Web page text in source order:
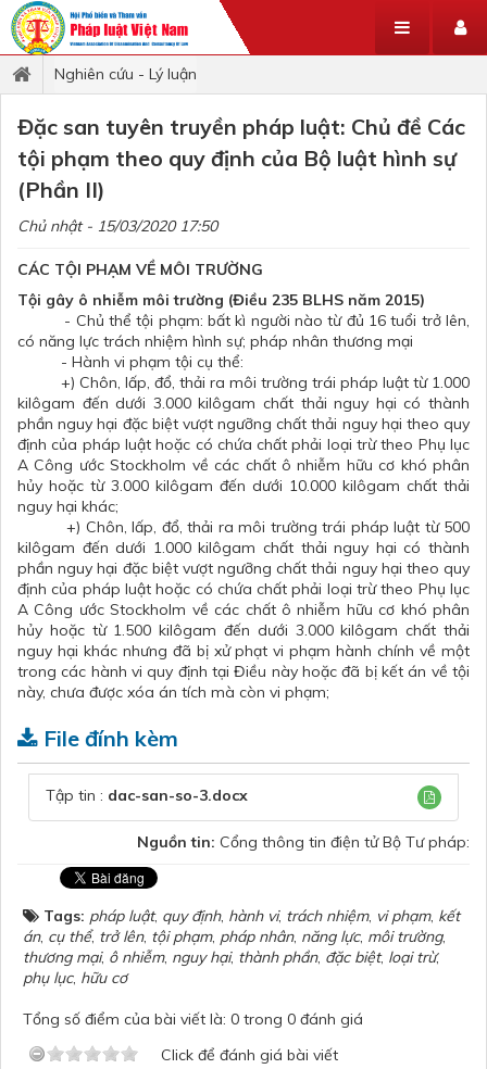
Nghiên cứu - Lý luận
Đặc san tuyên truyền pháp luật: Chủ đề Các
tội phạm theo quy định của Bộ luật hình sự
(Phần II)
Chủ nhật - 15/03/2020 17:50
CÁC TỘI PHẠM VỀ MÔI TRƯỜNG
Tội gây ô nhiễm môi trường (Điều 235 BLHS năm 2015)
- Chủ thể tội phạm: bất kì người nào từ đủ 16 tuổi trở lên,
có năng lực trách nhiệm hình sự; pháp nhân thương mại
- Hành vi phạm tội cụ thể:
+) Chôn, lấp, đổ, thải ra môi trường trái pháp luật từ 1.000
kilôgam đến dưới 3.000 kilôgam chất thải nguy hại có thành
phần nguy hại đặc biệt vượt ngưỡng chất thải nguy hại theo quy
định của pháp luật hoặc có chứa chất phải loại trừ theo Phụ lục
A Công ước Stockholm về các chất ô nhiễm hữu cơ khó phân
hủy hoặc từ 3.000 kilôgam đến dưới 10.000 kilôgam chất thải
nguy hại khác;
+) Chôn, lấp, đổ, thải ra môi trường trái pháp luật từ 500
kilôgam đến dưới 1.000 kilôgam chất thải nguy hại có thành
phần nguy hại đặc biệt vượt ngưỡng chất thải nguy hại theo quy
định của pháp luật hoặc có chứa chất phải loại trừ theo Phụ lục
A Công ước Stockholm về các chất ô nhiễm hữu cơ khó phân
hủy hoặc từ 1.500 kilôgam đến dưới 3.000 kilôgam chất thải
nguy hại khác nhưng đã bị xử phạt vi phạm hành chính về một
trong các hành vi quy định tại Điều này hoặc đã bị kết án về tội
này, chưa được xóa án tích mà còn vi phạm;
File đính kèm
Tập tin : dac-san-so-3.docx
Nguồn tin: Cổng thông tin điện tử Bộ Tư pháp:
Tags: pháp luật, quy định, hành vi, trách nhiệm, vi phạm, kết
án, cụ thể, trở lên, tội phạm, pháp nhân, năng lực, môi trường,
thương mại, ô nhiễm, nguy hại, thành phần, đặc biệt, loại trừ,
phụ lục, hữu cơ
Tổng số điểm của bài viết là: 0 trong 0 đánh giá
Click để đánh giá bài viết